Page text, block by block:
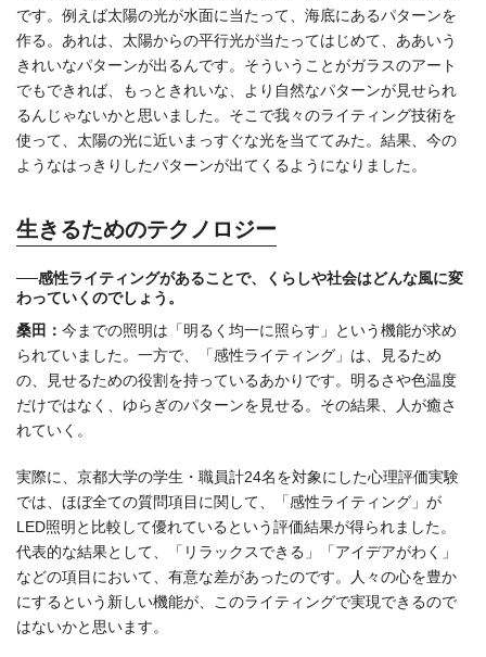
です。例えば太陽の光が水面に当たって、海底にあるパターンを
作る。あれは、太陽からの平行光が当たってはじめて、ああいう
きれいなパターンが出るんです。そういうことがガラスのアート
でもできれば、もっときれいな、より自然なパターンが見せられ
るんじゃないかと思いました。そこで我々のライティング技術を
使って、太陽の光に近いまっすぐな光を当ててみた。結果、今の
ようなはっきりしたパターンが出てくるようになりました。
生きるためのテクノロジー
──感性ライティングがあることで、くらしや社会はどんな風に変
わっていくのでしょう。
桑田： 今までの照明は「明るく均一に照らす」という機能が求め
られていました。一方で、「感性ライティング」は、見るため
の、見せるための役割を持っているあかりです。明るさや色温度
だけではなく、ゆらぎのパターンを見せる。その結果、人が癒さ
れていく。
実際に、京都大学の学生・職員計24名を対象にした心理評価実験
では、ほぼ全ての質問項目に関して、「感性ライティング」が
LED照明と比較して優れているという評価結果が得られました。
代表的な結果として、「リラックスできる」「アイデアがわく」
などの項目において、有意な差があったのです。人々の心を豊か
にするという新しい機能が、このライティングで実現できるので
はないかと思います。